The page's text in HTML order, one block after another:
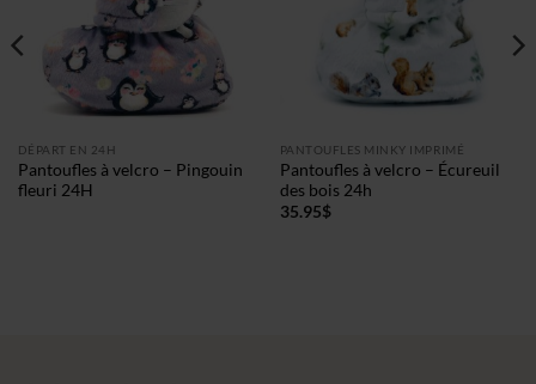
DÉPART EN 24H
Pantoufles à velcro – Pingouin
fleuri 24H
PANTOUFLES MINKY IMPRIMÉ
Pantoufles à velcro – Écureuil
des bois 24h
35.95$